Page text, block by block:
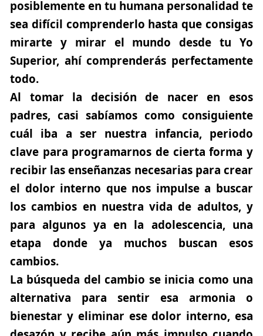
posiblemente en tu humana personalidad te
sea difícil comprenderlo hasta que consigas
mirarte y mirar el mundo desde tu Yo
Superior, ahí comprenderás perfectamente
todo.
Al tomar la decisión de nacer en esos
padres, casi sabíamos como consiguiente
cuál iba a ser nuestra infancia, periodo
clave para programarnos de cierta forma y
recibir las enseñanzas necesarias para crear
el dolor interno que nos impulse a buscar
los cambios en nuestra vida de adultos, y
para algunos ya en la adolescencia, una
etapa donde ya muchos buscan esos
cambios.
La búsqueda del cambio se inicia como una
alternativa para sentir esa armonia o
bienestar y eliminar ese dolor interno, esa